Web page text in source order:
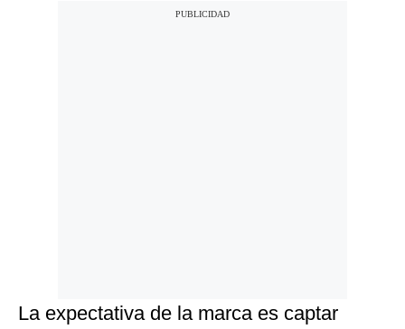
La expectativa de la marca es captar